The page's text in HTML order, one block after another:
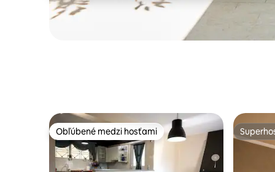
Obľúbené medzi hosťami
Obľúbené medzi hosťami